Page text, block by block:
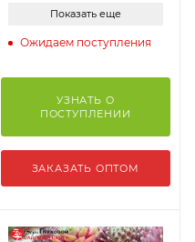
Показать еще
Ожидаем поступления
УЗНАТЬ О
ПОСТУПЛЕНИИ
ЗАКАЗАТЬ ОПТОМ